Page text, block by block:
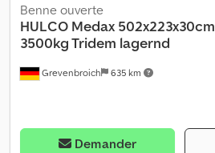
Grevenbroich 635 km
Benne ouverte
HULCO Medax 502x223x30cm
3500kg Tridem lagernd
Demander